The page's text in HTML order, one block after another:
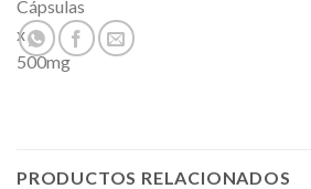
PRODUCTOS RELACIONADOS